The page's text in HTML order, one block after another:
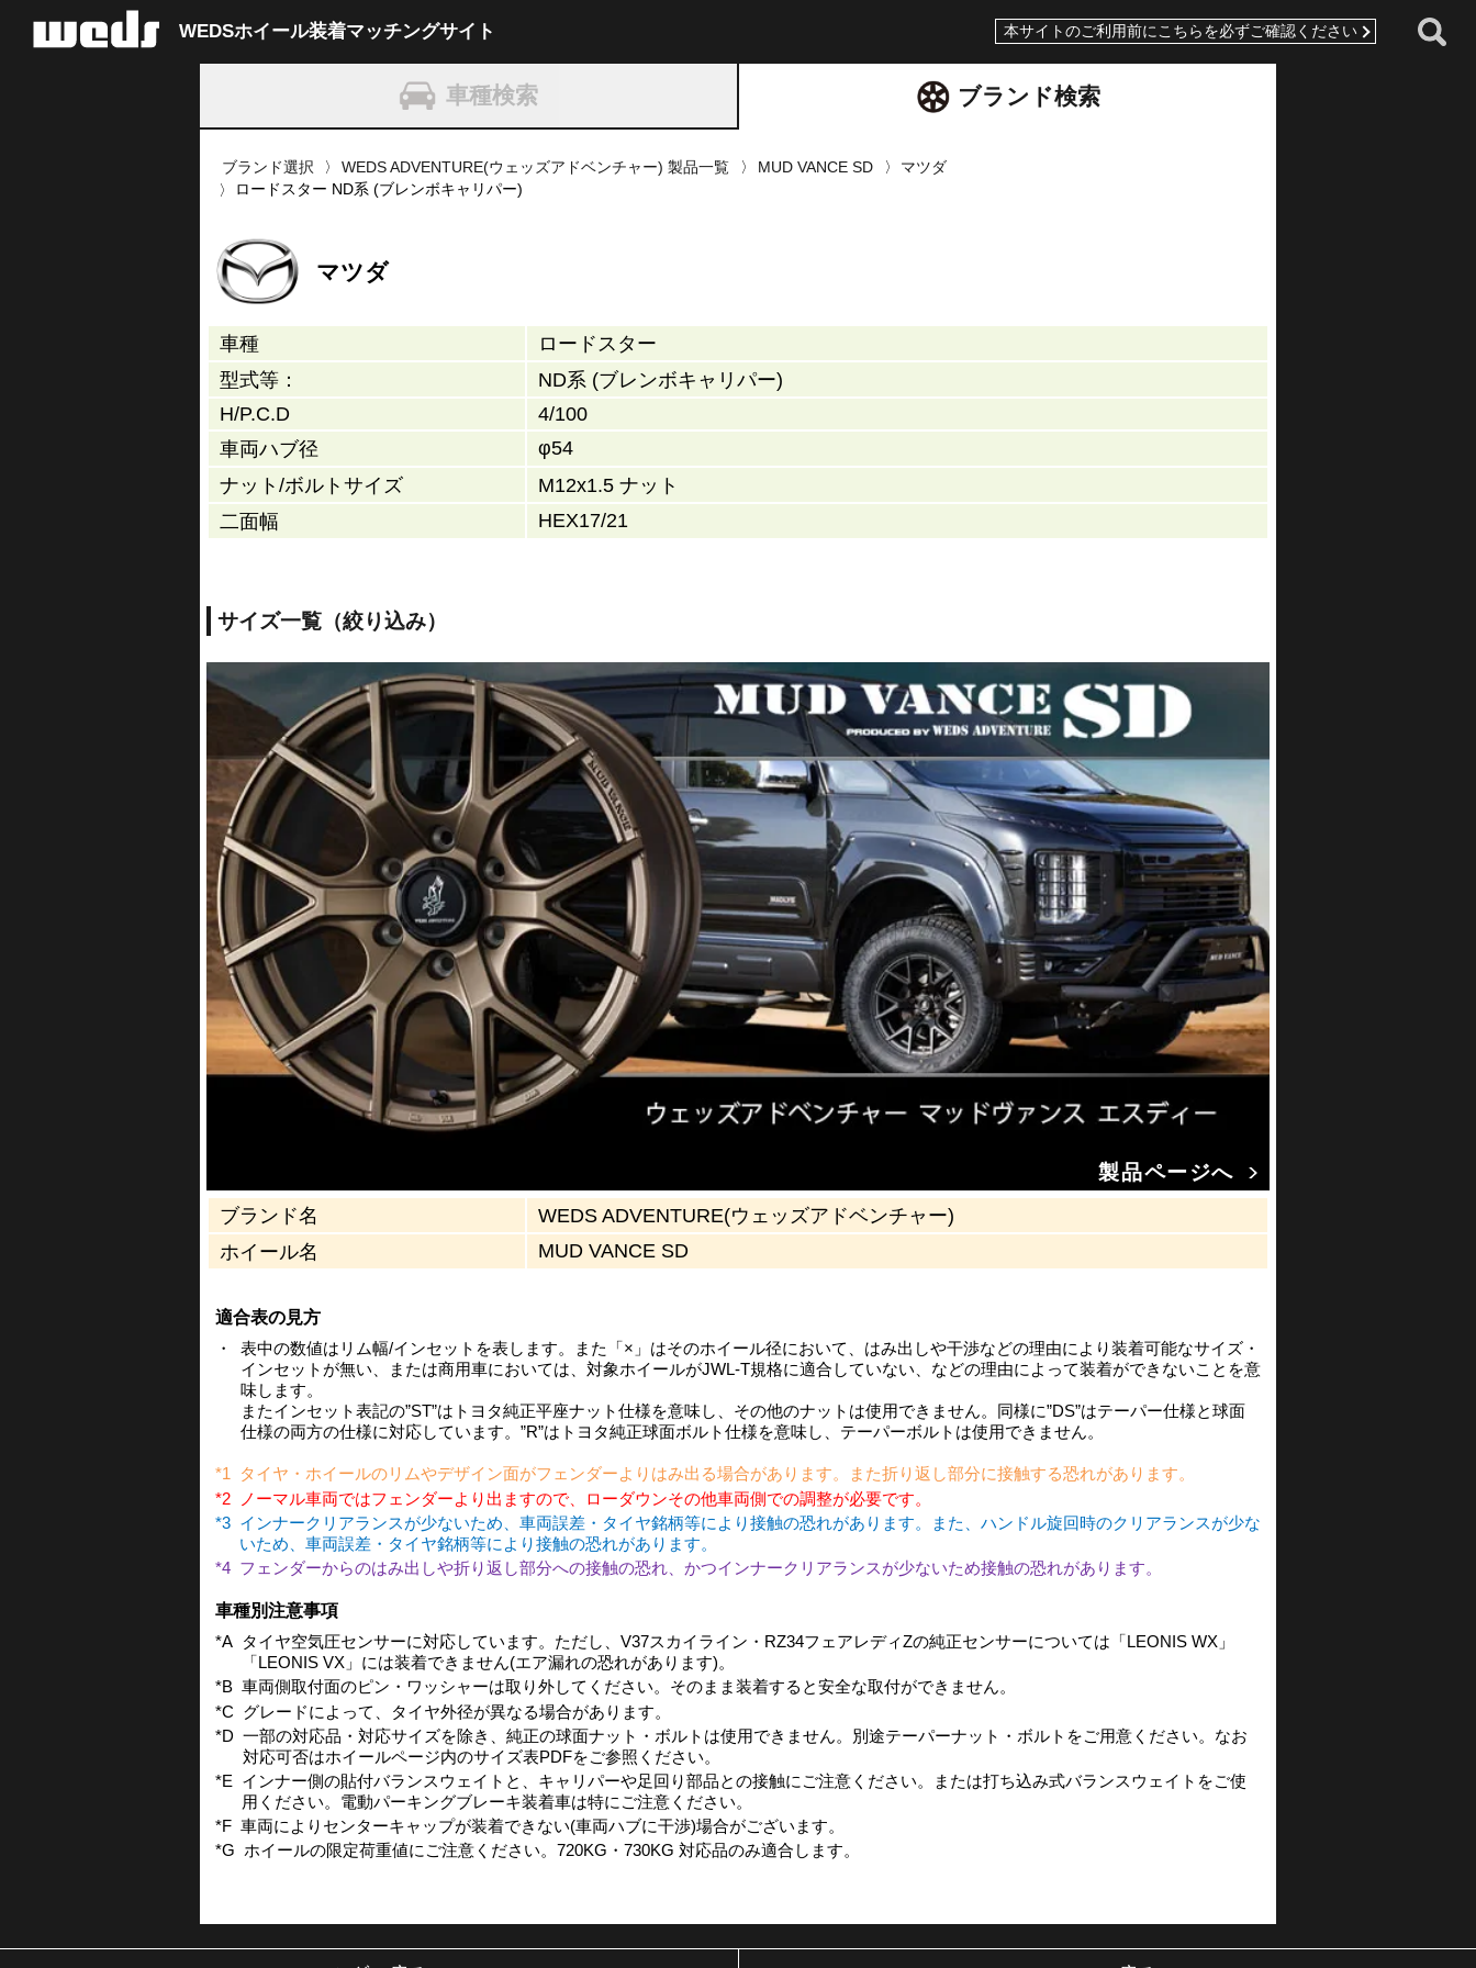
WEDSホイール装着マッチングサイト 本サイトのご利用前にこちらを必ずご確認ください
車種検索 ブランド検索
ブランド選択 WEDS ADVENTURE(ウェッズアドベンチャー) 製品一覧 MUD VANCE SD
マツダ
ロードスター ND系 (ブレンボキャリパー)
マツダ
車種
ロードスター
型式等：
ND系 (ブレンボキャリパー)
H/P.C.D
4/100
車両ハブ径
φ54
ナット/ボルトサイズ
M12x1.5 ナット
二面幅
HEX17/21
サイズ一覧（絞り込み）
製品ページへ
ブランド名
WEDS ADVENTURE(ウェッズアドベンチャー)
ホイール名
MUD VANCE SD
適合表の見方
・
表中の数値はリム幅/インセットを表します。また「×」はそのホイール径において、はみ出しや干渉などの理由により装着可能なサイズ・
インセットが無い、または商用車においては、対象ホイールがJWL-T規格に適合していない、などの理由によって装着ができないことを意
味します。
またインセット表記の”ST”はトヨタ純正平座ナット仕様を意味し、その他のナットは使用できません。同様に”DS”はテーパー仕様と球面
仕様の両方の仕様に対応しています。”R”はトヨタ純正球面ボルト仕様を意味し、テーパーボルトは使用できません。
*1
タイヤ・ホイールのリムやデザイン面がフェンダーよりはみ出る場合があります。また折り返し部分に接触する恐れがあります。
*2
ノーマル車両ではフェンダーより出ますので、ローダウンその他車両側での調整が必要です。
*3 インナークリアランスが少ないため、車両誤差・タイヤ銘柄等により接触の恐れがあります。また、ハンドル旋回時のクリアランスが少な
いため、車両誤差・タイヤ銘柄等により接触の恐れがあります。
*4 フェンダーからのはみ出しや折り返し部分への接触の恐れ、かつインナークリアランスが少ないため接触の恐れがあります。
車種別注意事項
*A タイヤ空気圧センサーに対応しています。ただし、V37スカイライン・RZ34フェアレディZの純正センサーについては「LEONIS WX」
「LEONIS VX」には装着できません(エア漏れの恐れがあります)。
*B 車両側取付面のピン・ワッシャーは取り外してください。そのまま装着すると安全な取付ができません。
*C グレードによって、タイヤ外径が異なる場合があります。
*D 一部の対応品・対応サイズを除き、純正の球面ナット・ボルトは使用できません。別途テーパーナット・ボルトをご用意ください。なお
対応可否はホイールページ内のサイズ表PDFをご参照ください。
*E インナー側の貼付バランスウェイトと、キャリパーや足回り部品との接触にご注意ください。または打ち込み式バランスウェイトをご使
用ください。電動パーキングブレーキ装着車は特にご注意ください。
*F 車両によりセンターキャップが装着できない(車両ハブに干渉)場合がございます。
*G ホイールの限定荷重値にご注意ください。720KG・730KG 対応品のみ適合します。